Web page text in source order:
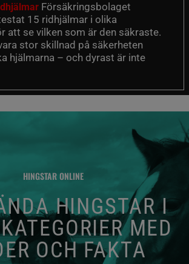
Försäkringsbolaget
15 ridhjälmar i olika
att se vilken som är den säkraste.
stor skillnad på säkerheten
hjälmarna – och dyrast är inte
HINGSTAR ONLINE
HINGSTAR I
MED
OCH FAKTA